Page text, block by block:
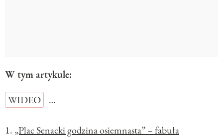
W tym artykule:
WIDEO
…
1. „Plac Senacki godzina osiemnasta” – fabuła